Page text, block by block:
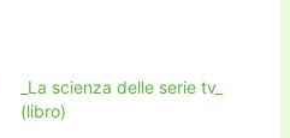
_La scienza delle serie tv_
(libro)